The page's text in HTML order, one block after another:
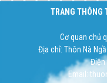
TRANG THÔNG
Cơ quan chủ
Địa chỉ: Thôn Nà
Điện
Email: